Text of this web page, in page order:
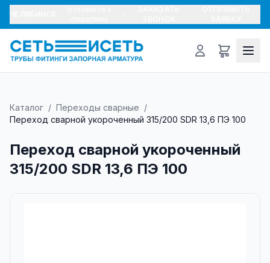
Каталог / Переходы сварные /
Переход сварной укороченный 315/200 SDR 13,6 ПЭ 100
Переход сварной укороченный
315/200 SDR 13,6 ПЭ 100